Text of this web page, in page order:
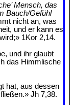
Mensch, das
Bauch/Gefühl
nicht an, was
und er kann es
1Kor 2,14.
und ihr glaubt
das Himmlische
hat, aus dessen
Jh 7,38.